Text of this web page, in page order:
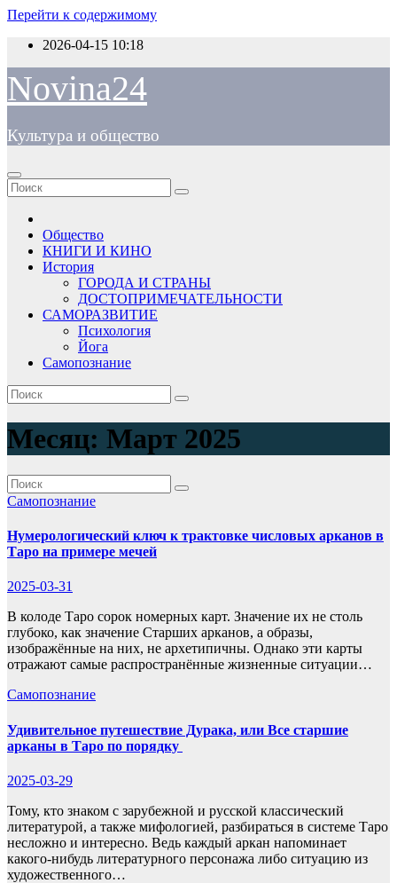
Перейти к содержимому
2026-04-15 10:18
Novina24
Культура и общество
Общество
КНИГИ И КИНО
История
ГОРОДА И СТРАНЫ
ДОСТОПРИМЕЧАТЕЛЬНОСТИ
САМОРАЗВИТИЕ
Психология
Йога
Самопознание
Месяц: Март 2025
Самопознание
Нумерологический ключ к трактовке числовых арканов в
Таро на примере мечей
2025-03-31
В колоде Таро сорок номерных карт. Значение их не столь
глубоко, как значение Старших арканов, а образы,
изображённые на них, не архетипичны. Однако эти карты
отражают самые распространённые жизненные ситуации…
Самопознание
Удивительное путешествие Дурака, или Все старшие
арканы в Таро по порядку
2025-03-29
Тому, кто знаком с зарубежной и русской классический
литературой, а также мифологией, разбираться в системе Таро
несложно и интересно. Ведь каждый аркан напоминает
какого-нибудь литературного персонажа либо ситуацию из
художественного…